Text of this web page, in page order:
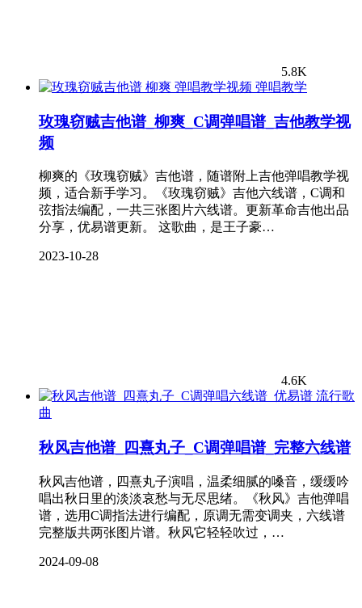
5.8K
弹唱教学
玫瑰窃贼吉他谱_柳爽_C调弹唱谱_吉他教学视
频
柳爽的《玫瑰窃贼》吉他谱，随谱附上吉他弹唱教学视
频，适合新手学习。《玫瑰窃贼》吉他六线谱，C调和
弦指法编配，一共三张图片六线谱。更新革命吉他出品
分享，优易谱更新。 这歌曲，是王子豪…
2023-10-28
4.6K
流行歌
曲
秋风吉他谱_四熹丸子_C调弹唱谱_完整六线谱
秋风吉他谱，四熹丸子演唱，温柔细腻的嗓音，缓缓吟
唱出秋日里的淡淡哀愁与无尽思绪。《秋风》吉他弹唱
谱，选用C调指法进行编配，原调无需变调夹，六线谱
完整版共两张图片谱。秋风它轻轻吹过，…
2024-09-08